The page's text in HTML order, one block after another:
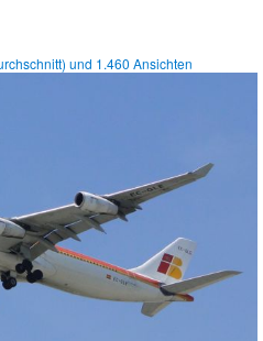
und 1.460 Ansichten